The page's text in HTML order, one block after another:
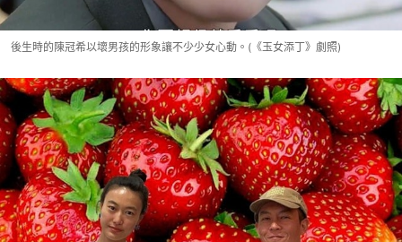
後生時的陳冠希以壞男孩的形象讓不少少女心動。(《玉女添丁》劇照)